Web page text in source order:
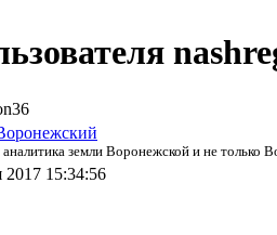
земли Воронежской и не только
15:34:56